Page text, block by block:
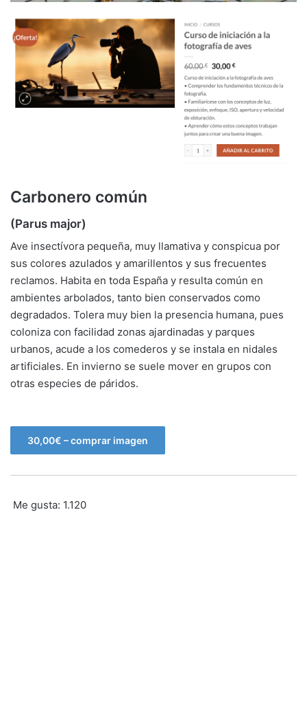
Carbonero común
(Parus major)
Ave insectívora pequeña, muy llamativa y conspicua por
sus colores azulados y amarillentos y sus frecuentes
reclamos. Habita en toda España y resulta común en
ambientes arbolados, tanto bien conservados como
degradados. Tolera muy bien la presencia humana, pues
coloniza con facilidad zonas ajardinadas y parques
urbanos, acude a los comederos y se instala en nidales
artificiales. En invierno se suele mover en grupos con
otras especies de páridos.
30,00€ – comprar imagen
Me gusta: 1.120